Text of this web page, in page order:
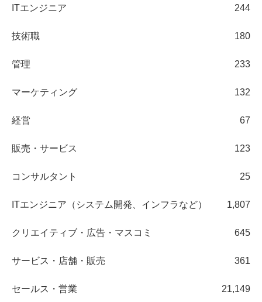
ITエンジニア 244
技術職 180
管理 233
マーケティング 132
経営 67
販売・サービス 123
コンサルタント 25
ITエンジニア（システム開発、インフラなど） 1,807
クリエイティブ・広告・マスコミ 645
サービス・店舗・販売 361
セールス・営業 21,149